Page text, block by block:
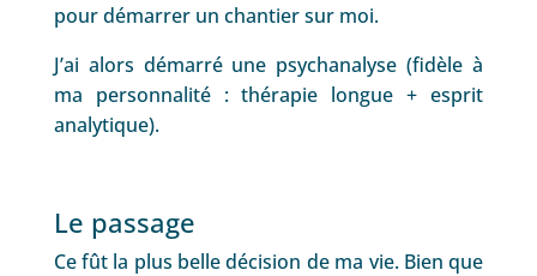
pour démarrer un chantier sur moi.
J’ai alors démarré une psychanalyse (fidèle à
ma personnalité : thérapie longue + esprit
analytique).
Le passage
Ce fût la plus belle décision de ma vie. Bien que